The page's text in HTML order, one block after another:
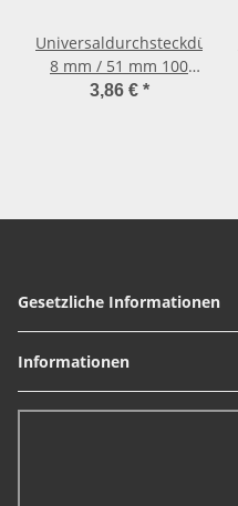
Universaldurchsteckdübel
8 mm / 51 mm 100
Stück
3,86 € *
Gesetzliche Informationen
Informationen